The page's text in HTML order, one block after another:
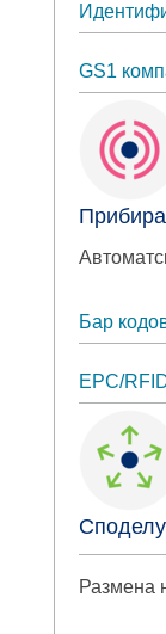
GS1
Бар
EPC/
Размена